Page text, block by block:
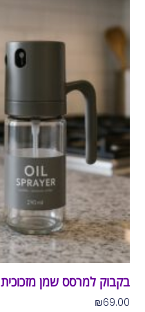
בקבוק למרסס שמן מזכוכית 250 מל’
₪69.00